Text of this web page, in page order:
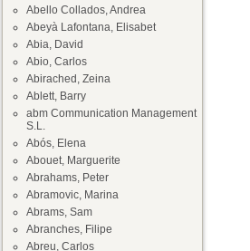
Abello Collados, Andrea
Abeyà Lafontana, Elisabet
Abia, David
Abio, Carlos
Abirached, Zeina
Ablett, Barry
abm Communication Management
S.L.
Abós, Elena
Abouet, Marguerite
Abrahams, Peter
Abramovic, Marina
Abrams, Sam
Abranches, Filipe
Abreu, Carlos